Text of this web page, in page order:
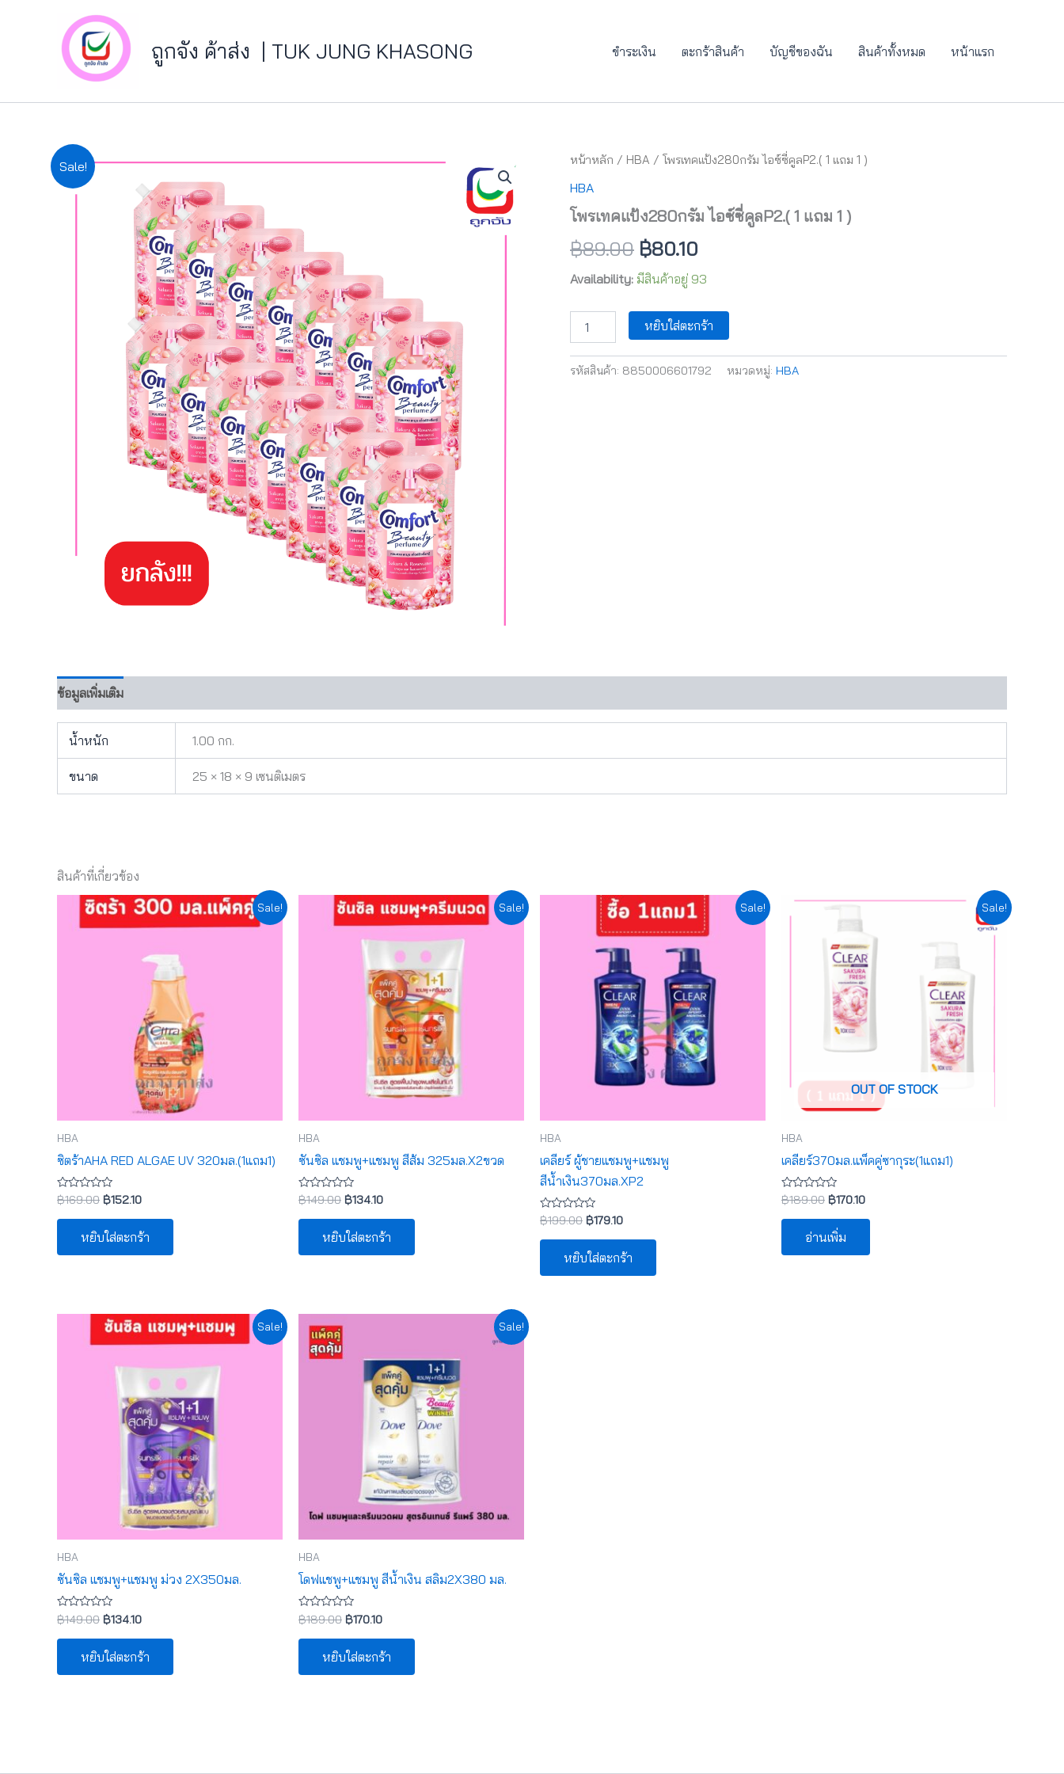
ถูกจัง ค้าส่ง | TUK JUNG KHASONG ขำระเงิน ตะกร้าสินค้า บัญชีของฉัน สินค้าทั้งหมด หน้าแรก
Sale! หน้าหลัก / HBA / โพรเทคแป้ง280กรัม ไอซ์ซี่คูลP2.( 1 แถม 1 )
HBA
โพรเทคแป้ง280กรัม ไอซ์ซี่คูลP2.( 1 แถม 1 )
฿89.00
Original
was:
฿89.00.
฿80.10
Current
is:
Availability: มีสินค้าอยู่ 93
จำนวน
ร
เทค
แป้ง280กรัม
ไอซ์
ซี่
(
แถม
)
ชิ้น
หยิบใส่ตะกร้า
รหัสสินค้า: 8850006601792 หมวดหมู่: HBA
ข้อมูลเพิ่มเติม
น้ำหนัก 1.00 กก.
ขนาด 25 × 18 × 9 เซนติเมตร
สินค้าที่เกี่ยวข้อง
Sale!
HBA
ซิตร้าAHA RED ALGAE UV 320มล.(1แถม1)
ให้
คะแนน
0
฿169.00
Original
price
was:
฿152.10
Current
price
is:
หยิบใส่ตะกร้า
Sale!
HBA
ซันซิล แชมพู+แชมพู สีส้ม 325มล.X2ขวด
ให้
คะแนน
0
฿149.00
Original
price
was:
฿149.00.
฿134.10
Current
price
is:
฿134.10.
หยิบใส่ตะกร้า
Sale!
HBA
เคลียร์ ผู้ชายแชมพู+แชมพู
สีน้ำเงิน370มล.XP2
ให้
คะแนน
0
฿199.00
Original
price
was:
฿199.00.
฿179.10
Current
price
is:
฿179.10.
หยิบใส่ตะกร้า
Sale!
OUT OF STOCK
HBA
เคลียร์370มล.แพ็คคู่ซากุระ(1แถม1)
ให้
คะแนน
0
฿189.00
Original
was:
฿189.00.
฿170.10
Current
฿170.10.
อ่านเพิ่ม
Sale!
HBA
ซันซิล แชมพู+แชมพู ม่วง 2X350มล.
ให้
คะแนน
0
คะแนน
฿149.00
Original
price
was:
฿149.00.
฿134.10
Current
price
is:
หยิบใส่ตะกร้า
Sale!
HBA
โดฟแชพู+แชมพู สีน้ำเงิน สลิม2X380 มล.
ให้
คะแนน
0
คะแนน
฿189.00
price
฿189.00.
฿170.10
฿170.10.
หยิบใส่ตะกร้า